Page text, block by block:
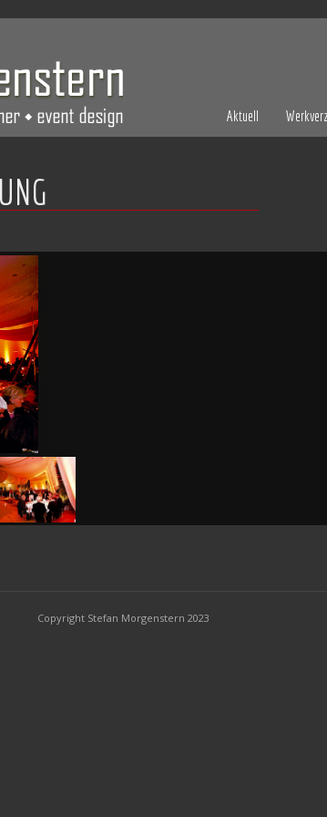
Aktuell
Copyright Stefan Morgenstern 2023